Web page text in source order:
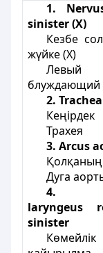
1.
sinister (X)
Кезбе
жүйке (X)
Левый
блуждающий
2. Trachea
Кеңірдек
Трахея
3. Arcus
Дуга
4.
laryngeus
sinister
Көмейлік